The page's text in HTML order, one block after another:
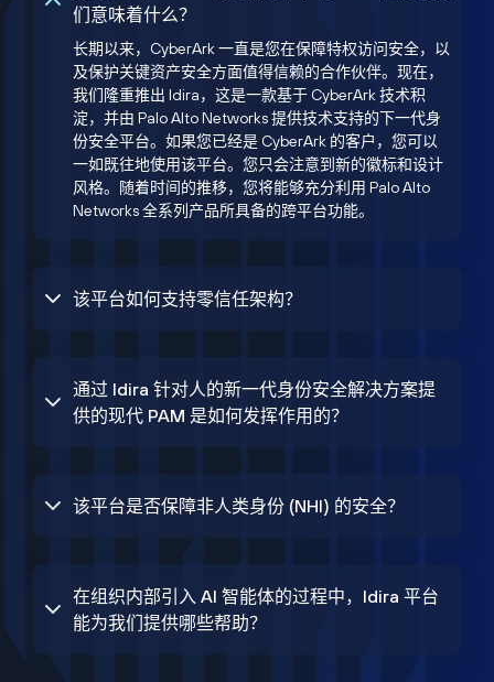
们意味着什么？
长期以来，CyberArk 一直是您在保障特权访问安全，以
及保护关键资产安全方面值得信赖的合作伙伴。现在，
我们隆重推出 Idira，这是一款基于 CyberArk 技术积
淀，并由 Palo Alto Networks 提供技术支持的下一代身
份安全平台。如果您已经是 CyberArk 的客户，您可以
一如既往地使用该平台。您只会注意到新的徽标和设计
风格。随着时间的推移，您将能够充分利用 Palo Alto
Networks 全系列产品所具备的跨平台功能。
该平台如何支持零信任架构？
通过 Idira 针对人的新一代身份安全解决方案提
供的现代 PAM 是如何发挥作用的？
该平台是否保障非人类身份 (NHI) 的安全？
在组织内部引入 AI 智能体的过程中，Idira 平台
能为我们提供哪些帮助？